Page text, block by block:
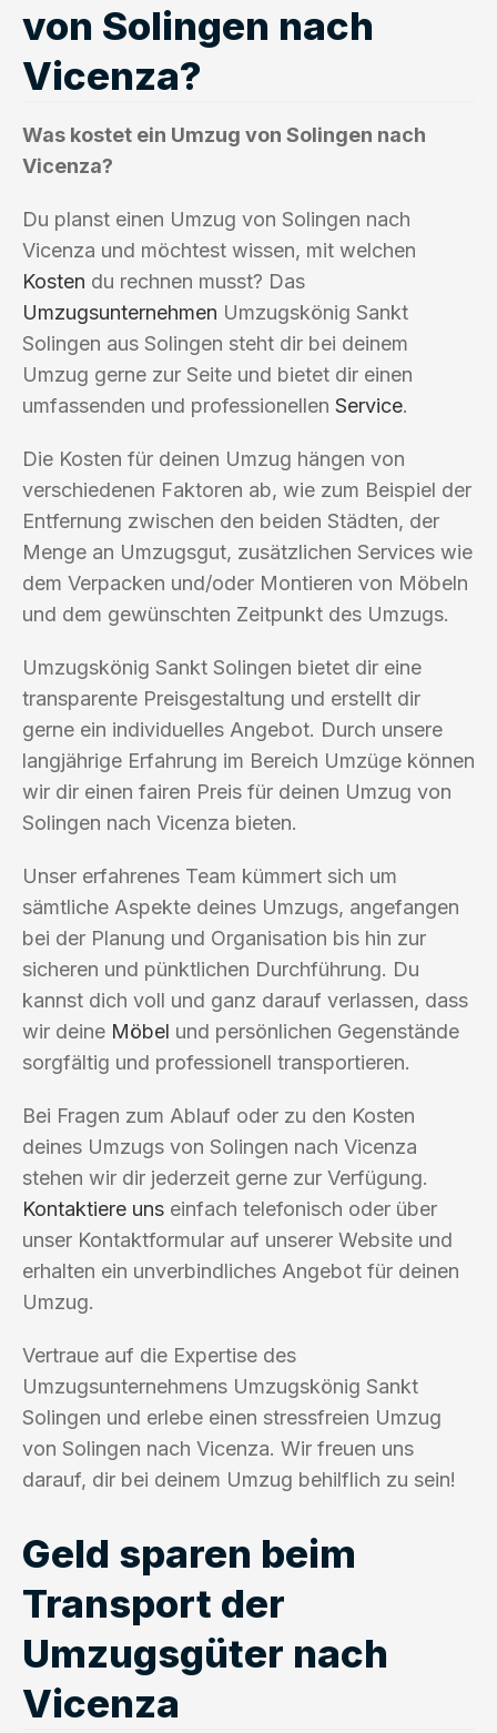
von Solingen nach
Vicenza?
Was kostet ein Umzug von Solingen nach
Vicenza?
Du planst einen Umzug von Solingen nach
Vicenza und möchtest wissen, mit welchen
Kosten du rechnen musst? Das
Umzugsunternehmen Umzugskönig Sankt
Solingen aus Solingen steht dir bei deinem
Umzug gerne zur Seite und bietet dir einen
umfassenden und professionellen Service.
Die Kosten für deinen Umzug hängen von
verschiedenen Faktoren ab, wie zum Beispiel der
Entfernung zwischen den beiden Städten, der
Menge an Umzugsgut, zusätzlichen Services wie
dem Verpacken und/oder Montieren von Möbeln
und dem gewünschten Zeitpunkt des Umzugs.
Umzugskönig Sankt Solingen bietet dir eine
transparente Preisgestaltung und erstellt dir
gerne ein individuelles Angebot. Durch unsere
langjährige Erfahrung im Bereich Umzüge können
wir dir einen fairen Preis für deinen Umzug von
Solingen nach Vicenza bieten.
Unser erfahrenes Team kümmert sich um
sämtliche Aspekte deines Umzugs, angefangen
bei der Planung und Organisation bis hin zur
sicheren und pünktlichen Durchführung. Du
kannst dich voll und ganz darauf verlassen, dass
wir deine Möbel und persönlichen Gegenstände
sorgfältig und professionell transportieren.
Bei Fragen zum Ablauf oder zu den Kosten
deines Umzugs von Solingen nach Vicenza
stehen wir dir jederzeit gerne zur Verfügung.
Kontaktiere uns einfach telefonisch oder über
unser Kontaktformular auf unserer Website und
erhalten ein unverbindliches Angebot für deinen
Umzug.
Vertraue auf die Expertise des
Umzugsunternehmens Umzugskönig Sankt
Solingen und erlebe einen stressfreien Umzug
von Solingen nach Vicenza. Wir freuen uns
darauf, dir bei deinem Umzug behilflich zu sein!
Geld sparen beim
Transport der
Umzugsgüter nach
Vicenza